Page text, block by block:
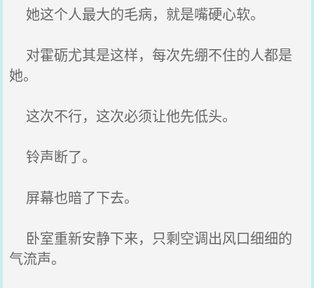
她这个人最大的毛病，就是嘴硬心软。
对霍砺尤其是这样，每次先绷不住的人都是
她。
这次不行，这次必须让他先低头。
铃声断了。
屏幕也暗了下去。
卧室重新安静下来，只剩空调出风口细细的
气流声。